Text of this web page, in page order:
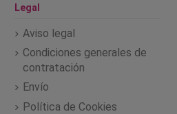
Legal
Aviso legal
Condiciones generales de
contratación
Envío
Política de Cookies